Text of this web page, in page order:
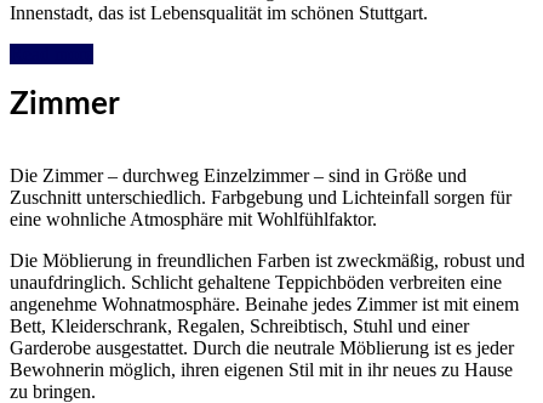
Innenstadt, das ist Lebensqualität im schönen Stuttgart.
Zimmer
Die Zimmer – durchweg Einzelzimmer – sind in Größe und
Zuschnitt unterschiedlich. Farbgebung und Lichteinfall sorgen für
eine wohnliche Atmosphäre mit Wohlfühlfaktor.
Die Möblierung in freundlichen Farben ist zweckmäßig, robust und
unaufdringlich. Schlicht gehaltene Teppichböden verbreiten eine
angenehme Wohnatmosphäre. Beinahe jedes Zimmer ist mit einem
Bett, Kleiderschrank, Regalen, Schreibtisch, Stuhl und einer
Garderobe ausgestattet. Durch die neutrale Möblierung ist es jeder
Bewohnerin möglich, ihren eigenen Stil mit in ihr neues zu Hause
zu bringen.